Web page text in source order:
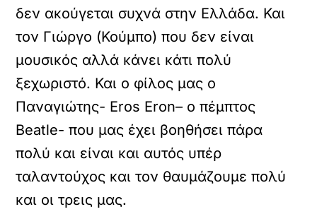
δεν ακούγεται συχνά στην Ελλάδα. Και
τον Γιώργο (Κούμπο) που δεν είναι
μουσικός αλλά κάνει κάτι πολύ
ξεχωριστό. Και ο φίλος μας ο
Παναγιώτης- Eros Eron– ο πέμπτος
Beatle- που μας έχει βοηθήσει πάρα
πολύ και είναι και αυτός υπέρ
ταλαντούχος και τον θαυμάζουμε πολύ
και οι τρεις μας.